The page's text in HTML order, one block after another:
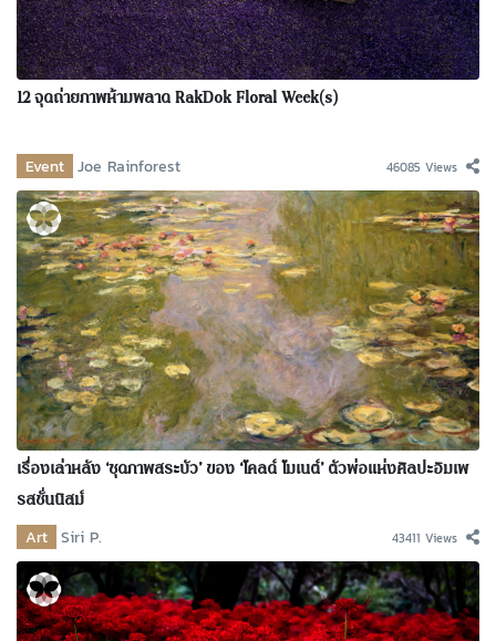
12 จุดถ่ายภาพห้ามพลาด RakDok Floral Week(s)
Event Joe Rainforest 46085 Views
เรื่องเล่าหลัง ‘ชุดภาพสระบัว’ ของ ‘โคลด์ โมเนต์’ ตัวพ่อแห่งศิลปะอิมเพ
รสชั่นนิสม์
Art Siri P. 43411 Views